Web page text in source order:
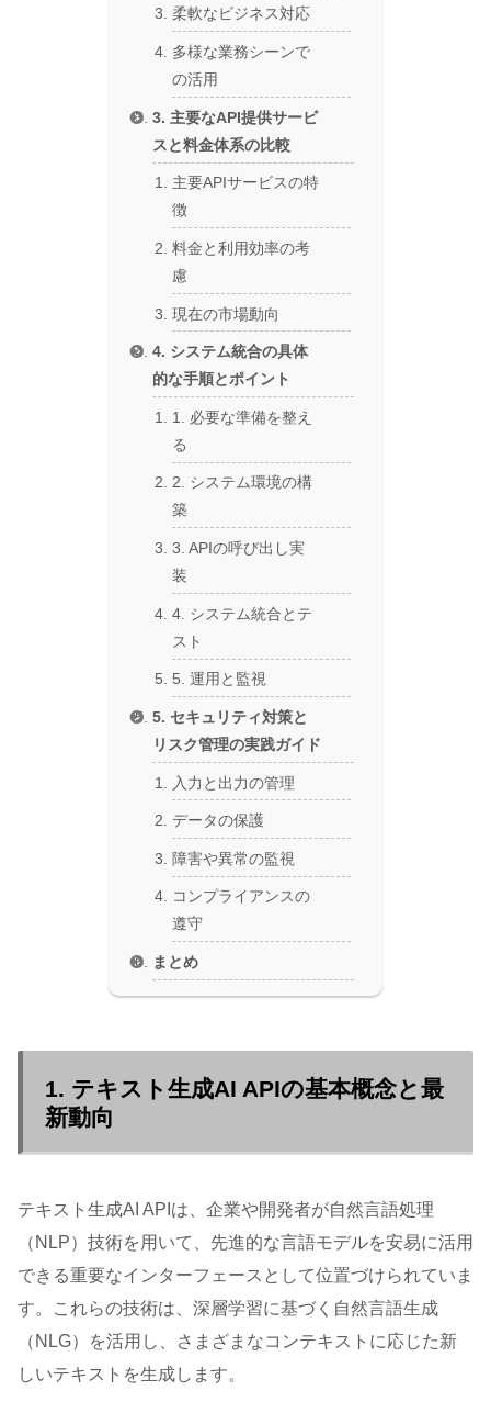
柔軟なビジネス対応
多様な業務シーンで
の活用
3. 主要なAPI提供サービ
スと料金体系の比較
主要APIサービスの特
徴
料金と利用効率の考
慮
現在の市場動向
4. システム統合の具体
的な手順とポイント
1. 必要な準備を整え
る
2. システム環境の構
築
3. APIの呼び出し実
装
4. システム統合とテ
スト
5. 運用と監視
5. セキュリティ対策と
リスク管理の実践ガイド
入力と出力の管理
データの保護
障害や異常の監視
コンプライアンスの
遵守
まとめ
1. テキスト生成AI APIの基本概念と最
新動向
テキスト生成AI APIは、企業や開発者が自然言語処理
（NLP）技術を用いて、先進的な言語モデルを安易に活用
できる重要なインターフェースとして位置づけられていま
す。これらの技術は、深層学習に基づく自然言語生成
（NLG）を活用し、さまざまなコンテキストに応じた新
しいテキストを生成します。